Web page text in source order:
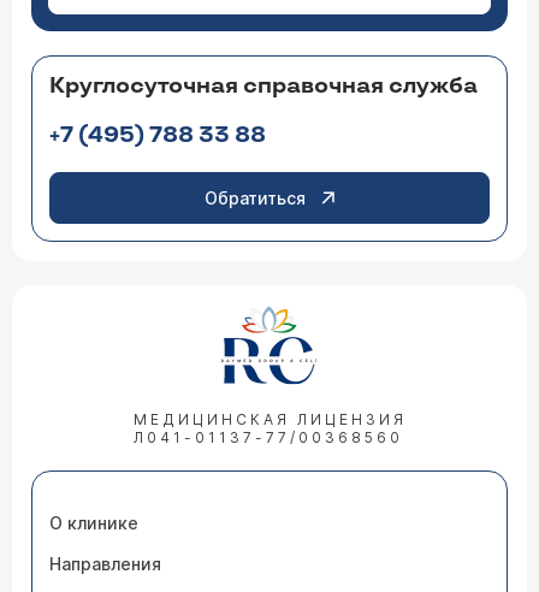
Круглосуточная справочная служба
+7 (495) 788 33 88
Обратиться
МЕДИЦИНСКАЯ ЛИЦЕНЗИЯ
Л041-01137-77/00368560
О клинике
Направления